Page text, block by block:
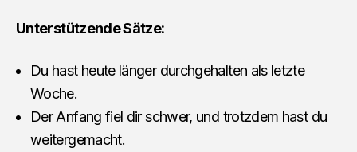
Unterstützende Sätze:
Du hast heute länger durchgehalten als letzte
Woche.
Der Anfang fiel dir schwer, und trotzdem hast du
weitergemacht.